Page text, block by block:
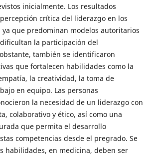
inicialmente. Los resultados
crítica del liderazgo en los
ya que predominan modelos autoritarios
la participación del
también se identificaron
que fortalecen habilidades como la
la creatividad, la toma de
en equipo. Las personas
la necesidad de un liderazgo con
colaborativo y ético, así como una
que permita el desarrollo
competencias desde el pregrado. Se
habilidades, en medicina, deben ser